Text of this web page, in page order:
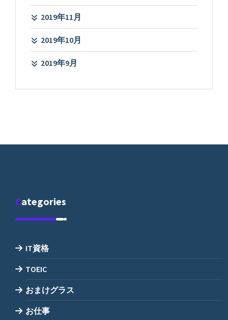
2019年11月
2019年10月
2019年9月
Categories
IT資格
TOEIC
おまけグラス
お仕事